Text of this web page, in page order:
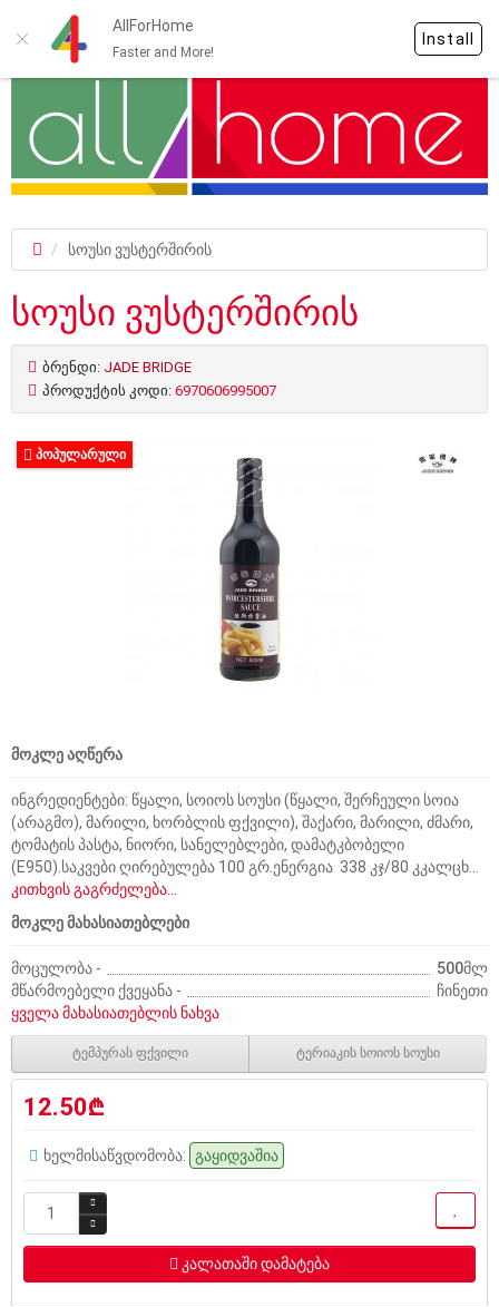
AllForHome
Faster and More!
Install
სოუსი ვუსტერშირის
სოუსი ვუსტერშირის
ბრენდი: JADE BRIDGE
პროდუქტის კოდი: 6970606995007
ᲞᲝᲞᲣᲚᲐᲠᲣᲚᲘ
მოკლე აღწერა
ინგრედიენტები: წყალი, სოიოს სოუსი (წყალი, შერჩეული სოია
(არაგმო), მარილი, ხორბლის ფქვილი), შაქარი, მარილი, ძმარი,
ტომატის პასტა, ნიორი, სანელებლები, დამატკბობელი
(E950).საკვები ღირებულება 100 გრ.ენერგია 338 კჯ/80 კკალცხ...
კითხვის გაგრძელება...
მოკლე მახასიათებლები
მოცულობა -
500მლ
მწარმოებელი ქვეყანა -
ჩინეთი
ყველა მახასიათებლის ნახვა
ტემპურას ფქვილი ტერიაკის სოიოს სოუსი
12.50₾
ხელმისაწვდომობა: გაყიდვაშია
კალათაში დამატება